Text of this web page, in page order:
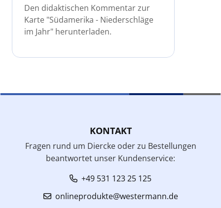
Den didaktischen Kommentar zur
Karte "Südamerika - Niederschläge
im Jahr" herunterladen.
KONTAKT
Fragen rund um Diercke oder zu Bestellungen
beantwortet unser Kundenservice:
+49 531 123 25 125
onlineprodukte@westermann.de